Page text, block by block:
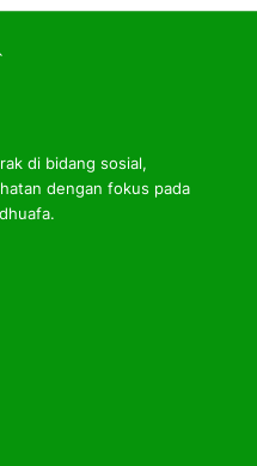
di bidang sosial,
dengan fokus pada